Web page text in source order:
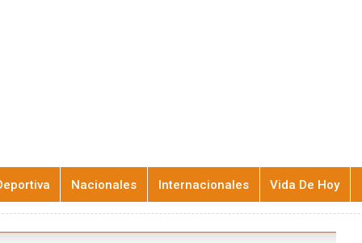
Nacionales Internacionales Vida De Hoy